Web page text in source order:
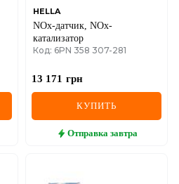
HELLA
NOx-датчик, NOx-
катализатор
Код: 6PN 358 307-281
13 171 грн
КУПИТЬ
Отправка завтра